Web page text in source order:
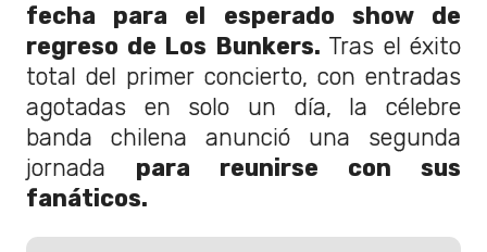
fecha para el esperado show de
regreso de Los Bunkers. Tras el éxito
total del primer concierto, con entradas
agotadas en solo un día, la célebre
banda chilena anunció una segunda
jornada para reunirse con sus
fanáticos.